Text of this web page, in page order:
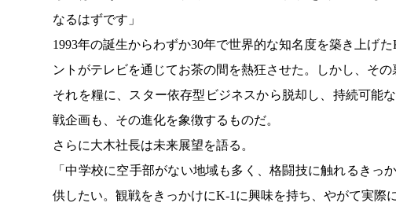
なるはずです」
1993年の誕生からわずか30年で世界的な知名度を築き上げ
ントがテレビを通じてお茶の間を熱狂させた。しかし、その
それを糧に、スター依存型ビジネスから脱却し、持続可能
戦企画も、その進化を象徴するものだ。
さらに大木社長は未来展望を語る。
「中学校に空手部がない地域も多く、格闘技に触れるきっ
供したい。観戦をきっかけにK-1に興味を持ち、やがて実際